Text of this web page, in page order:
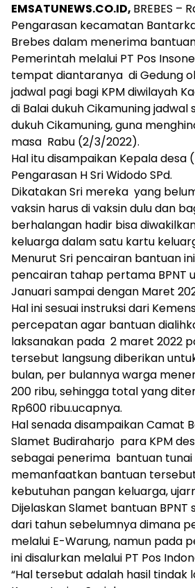
EMSATUNEWS.CO.ID, BREBES –
Pengarasan kecamatan
Brebes dalam menerima
Pemerintah melalui PT Pos
tempat diantaranya di Gedung
jadwal pagi bagi KPM diwilayah
di Balai dukuh Cikamuning jadwal
dukuh Cikamuning, guna
masa Rabu (2/3/2022).
Hal itu disampaikan Kepala desa
Pengarasan H Sri Widodo SPd.
Dikatakan Sri mereka yang
vaksin harus di vaksin dulu dan
berhalangan hadir bisa
keluarga dalam satu kartu
Menurut Sri pencairan bantuan
pencairan tahap pertama BPNT
Januari sampai dengan Maret
Hal ini sesuai instruksi dari
percepatan agar bantuan
laksanakan pada 2 maret 2022
tersebut langsung diberikan
bulan, per bulannya warga
200 ribu, sehingga total yang
Rp600 ribu.ucapnya.
Hal senada disampaikan Camat
Slamet Budiraharjo para KPM
sebagai penerima bantuan
memanfaatkan bantuan
kebutuhan pangan keluarga,
Dijelaskan Slamet bantuan
dari tahun sebelumnya dimana
melalui E-Warung, namun pada
ini disalurkan melalui PT Pos
“Hal tersebut adalah hasil tindak